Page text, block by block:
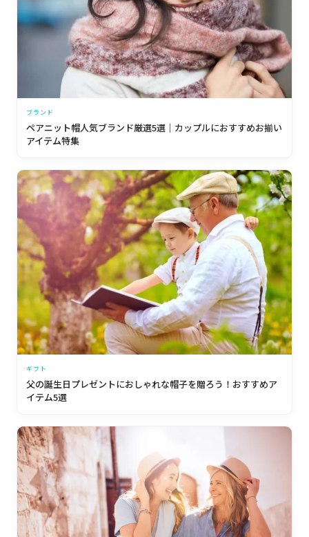
ブランド
ペアニット帽人気ブランド厳選5選｜カップルにおすすめお揃い
アイテム特集
ギフト
父の誕生日プレゼントにおしゃれな帽子を贈ろう！おすすめア
イテム5選